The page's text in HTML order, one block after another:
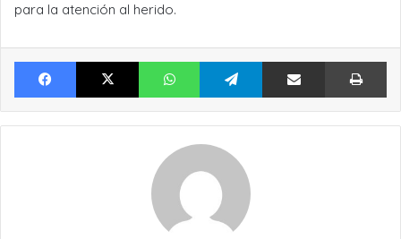
para la atención al herido.
Facebook X WhatsApp Telegram Compartir por Email